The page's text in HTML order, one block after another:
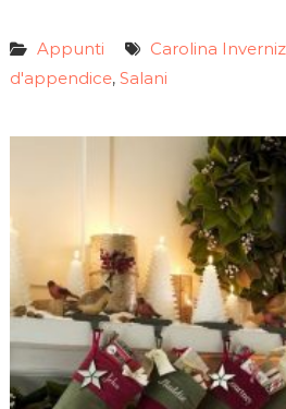
Appunti Carolina
d'appendice, Salani